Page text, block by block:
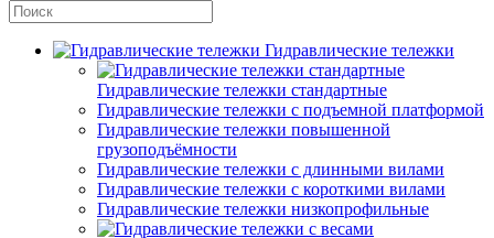
Гидравлические тележки
Гидравлические тележки стандартные
Гидравлические тележки с подъемной платформой
Гидравлические тележки повышенной
грузоподъёмности
Гидравлические тележки с длинными вилами
Гидравлические тележки с короткими вилами
Гидравлические тележки низкопрофильные